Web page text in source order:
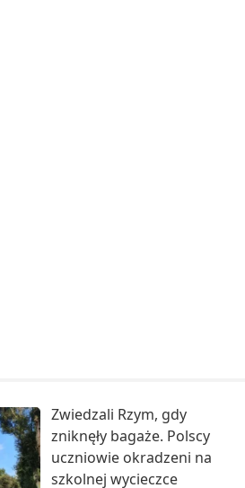
Zwiedzali Rzym, gdy
zniknęły bagaże. Polscy
uczniowie okradzeni na
szkolnej wycieczce